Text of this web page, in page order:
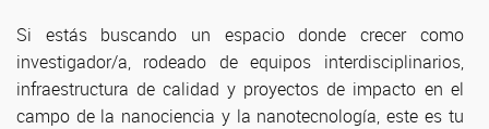
Si estás buscando un espacio donde crecer como
investigador/a, rodeado de equipos interdisciplinarios,
infraestructura de calidad y proyectos de impacto en el
campo de la nanociencia y la nanotecnología, este es tu